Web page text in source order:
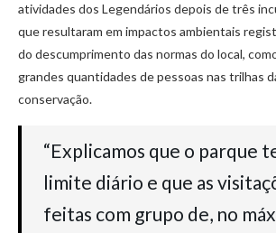
atividades dos Legendários depois de três
que resultaram em impactos ambientais
do descumprimento das normas do local,
grandes quantidades de pessoas nas trilhas
conservação.
“Explicamos que o parque
limite diário e que as
feitas com grupo de, no